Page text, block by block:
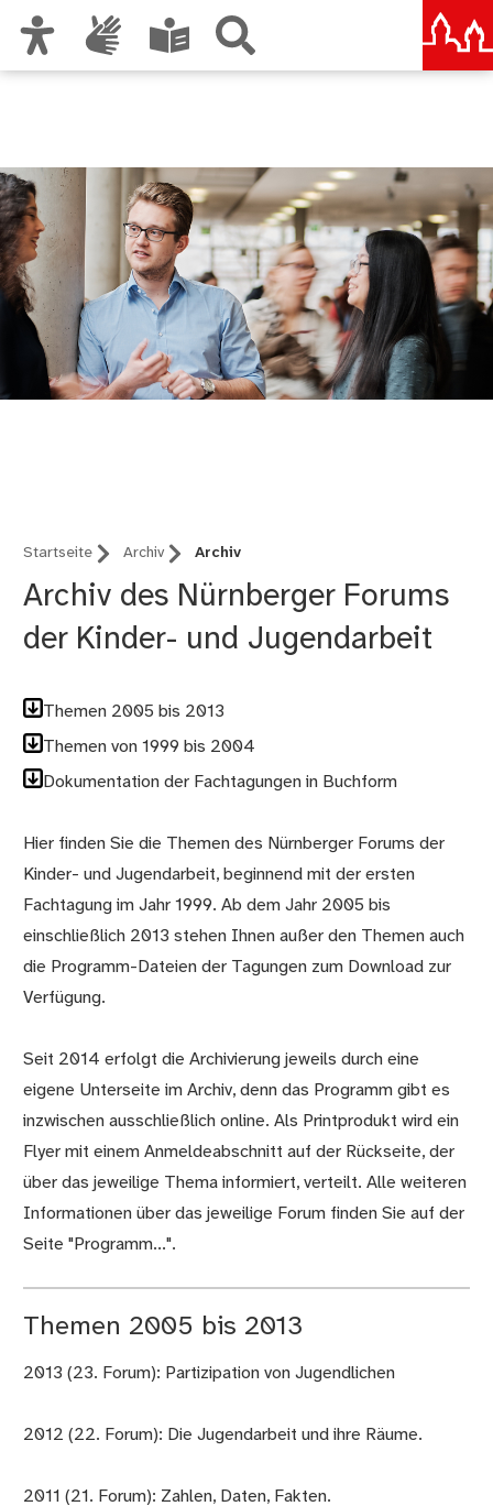
Startseite Archiv Archiv
Archiv des Nürnberger Forums
der Kinder- und Jugendarbeit
Themen 2005 bis 2013
Themen von 1999 bis 2004
Dokumentation der Fachtagungen in Buchform
Hier finden Sie die Themen des Nürnberger Forums der
Kinder- und Jugendarbeit, beginnend mit der ersten
Fachtagung im Jahr 1999. Ab dem Jahr 2005 bis
einschließlich 2013 stehen Ihnen außer den Themen auch
die Programm-Dateien der Tagungen zum Download zur
Verfügung.
Seit 2014 erfolgt die Archivierung jeweils durch eine
eigene Unterseite im Archiv, denn das Programm gibt es
inzwischen ausschließlich online. Als Printprodukt wird ein
Flyer mit einem Anmeldeabschnitt auf der Rückseite, der
über das jeweilige Thema informiert, verteilt. Alle weiteren
Informationen über das jeweilige Forum finden Sie auf der
Seite "Programm...".
Themen 2005 bis 2013
2013 (23. Forum): Partizipation von Jugendlichen
2012 (22. Forum): Die Jugendarbeit und ihre Räume.
2011 (21. Forum): Zahlen, Daten, Fakten.